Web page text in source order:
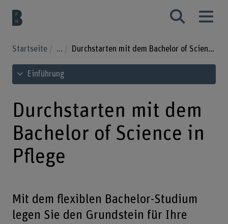
Startseite ... Durchstarten mit dem Bachelor of Science in Pflege
Inhaltsverzeichnis ansehen
Einführung
Durchstarten mit dem
Bachelor of Science in
Pflege
Mit dem flexiblen Bachelor-Studium
legen Sie den Grundstein für Ihre